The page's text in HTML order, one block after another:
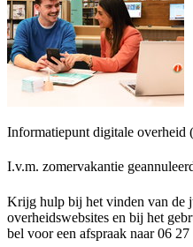
Informatiepunt digitale overheid
I.v.m. zomervakantie
Krijg hulp bij het vinden van de
overheidswebsites en bij het
bel voor een afspraak naar 06